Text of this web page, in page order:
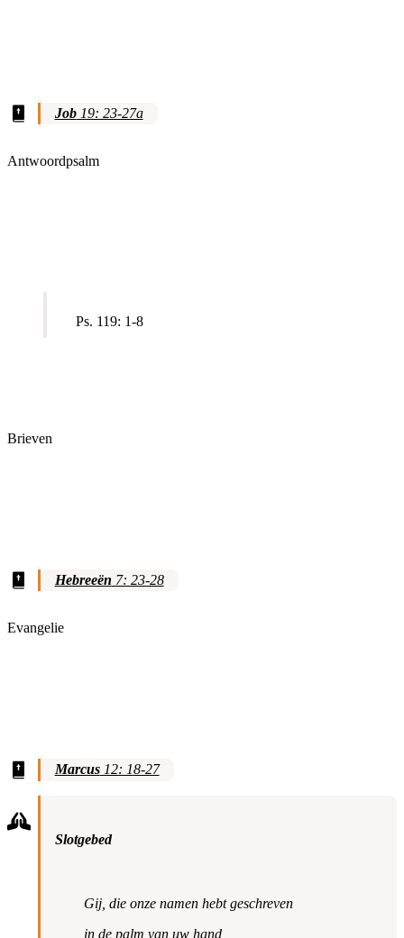
Job19: 23-27a
Antwoordpsalm
Ps. 119: 1-8
Brieven
Hebreeën 7: 23-28
Evangelie
Marcus12: 18-27
Slotgebed
Gij, die onze namen hebt geschreven
in de palm van uw hand,